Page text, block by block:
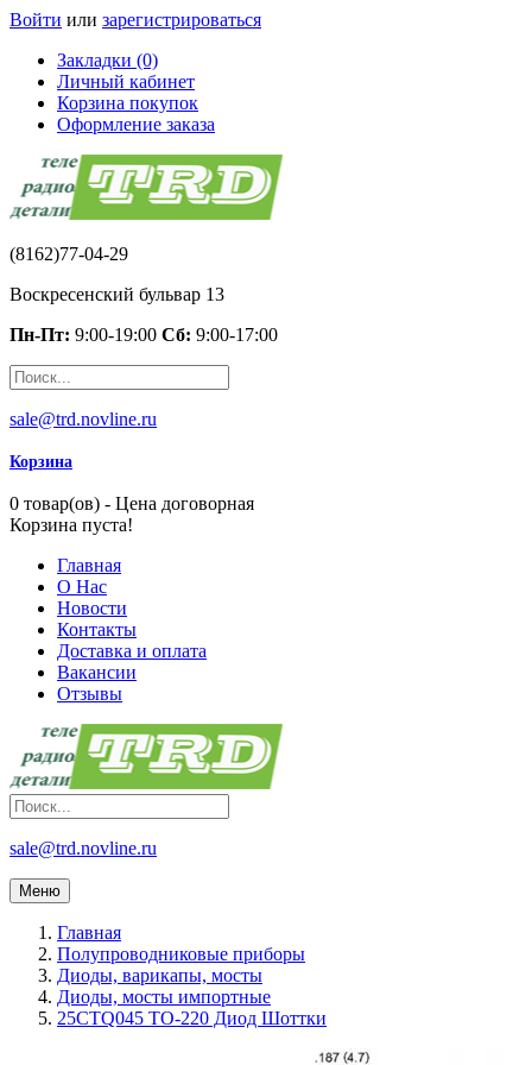
Войти или зарегистрироваться
Закладки (0)
Личный кабинет
Корзина покупок
Оформление заказа
(8162)77-04-29
Воскресенский бульвар 13
Пн-Пт: 9:00-19:00 Сб: 9:00-17:00
sale@trd.novline.ru
Корзина
0 товар(ов) - Цена договорная
Корзина пуста!
Главная
О Нас
Новости
Контакты
Доставка и оплата
Вакансии
Отзывы
sale@trd.novline.ru
Меню
Главная
Полупроводниковые приборы
Диоды, варикапы, мосты
Диоды, мосты импортные
25CTQ045 TO-220 Диод Шоттки